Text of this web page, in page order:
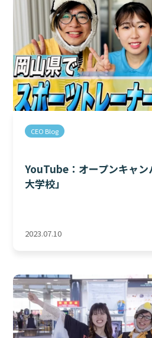
CEO Blog
YouTube：オープンキャ
大学校」
2023.07.10